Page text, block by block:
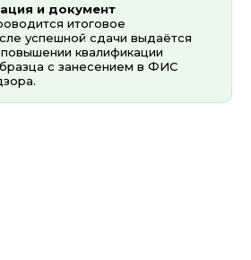
и документ
итоговое
успешной сдачи выдаётся
квалификации
с занесением в ФИС